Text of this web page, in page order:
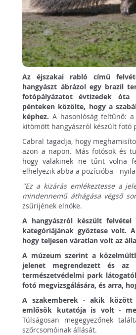
Az éjszakai rabló című
hangyászt ábrázol egy brazil
fotópályázatot évtizedek óta
pénteken közölte, hogy a
képhez. A hasonlóság feltűnő:
kitömött hangyászról készült fotó
Cabral tagadja, hogy
azon a napon. Más fotósok és
hogy valakinek ne tűnt volna
elhelyezik abba a pozícióba -
"Ez a kizárás emlékeztesse a
mindennemű áthágása végső
zsűrijének elnöke.
A hangyászról készült
kategóriájának győztese volt.
hogy teljesen váratlan volt az
A múzeum szerint a
jelenet megrendezett és
természetvédelmi park
fotó megvizsgálására, és arra,
A szakemberek - akik között
emlősök kutatója is volt -
Túlságosan megegyezőnek
szőrcsomóinak állását.